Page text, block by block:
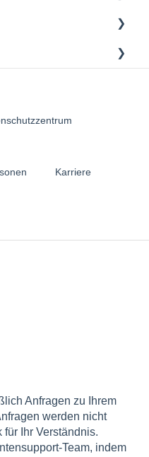
(Email / SMS)
verstehen
Karriere
Anfragen zu Ihrem
werden nicht
Ihr Verständnis.
Team, indem